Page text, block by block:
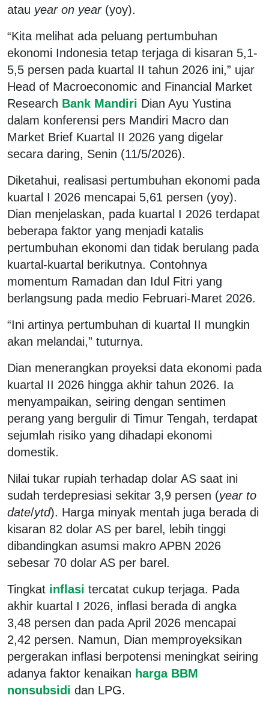
atau year on year(yoy).
“Kita melihat ada peluang pertumbuhan
ekonomi Indonesia tetap terjaga di kisaran 5,1-
5,5 persen pada kuartal II tahun 2026 ini,” ujar
Head of Macroeconomic and Financial Market
Research Bank Mandiri Dian Ayu Yustina
dalam konferensi pers Mandiri Macro dan
Market Brief Kuartal II 2026 yang digelar
secara daring, Senin (11/5/2026).
Diketahui, realisasi pertumbuhan ekonomi pada
kuartal I 2026 mencapai 5,61 persen (yoy).
Dian menjelaskan, pada kuartal I 2026 terdapat
beberapa faktor yang menjadi katalis
pertumbuhan ekonomi dan tidak berulang pada
kuartal-kuartal berikutnya. Contohnya
momentum Ramadan dan Idul Fitri yang
berlangsung pada medio Februari-Maret 2026.
“Ini artinya pertumbuhan di kuartal II mungkin
akan melandai,” tuturnya.
Dian menerangkan proyeksi data ekonomi pada
kuartal II 2026 hingga akhir tahun 2026. Ia
menyampaikan, seiring dengan sentimen
perang yang bergulir di Timur Tengah, terdapat
sejumlah risiko yang dihadapi ekonomi
domestik.
Nilai tukar rupiah terhadap dolar AS saat ini
sudah terdepresiasi sekitar 3,9 persen (year to
date/ytd). Harga minyak mentah juga berada di
kisaran 82 dolar AS per barel, lebih tinggi
dibandingkan asumsi makro APBN 2026
sebesar 70 dolar AS per barel.
Tingkat inflasi tercatat cukup terjaga. Pada
akhir kuartal I 2026, inflasi berada di angka
3,48 persen dan pada April 2026 mencapai
2,42 persen. Namun, Dian memproyeksikan
pergerakan inflasi berpotensi meningkat seiring
adanya faktor kenaikan harga BBM
nonsubsidi dan LPG.